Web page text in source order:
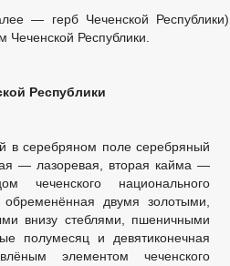
— герб Чеченской Республики)
Республики.
Республики
в серебряном поле серебряный
— лазоревая, вторая кайма —
чеченского национального
двумя золотыми,
внизу стеблями, пшеничными
полумесяц и девятиконечная
элементом чеченского